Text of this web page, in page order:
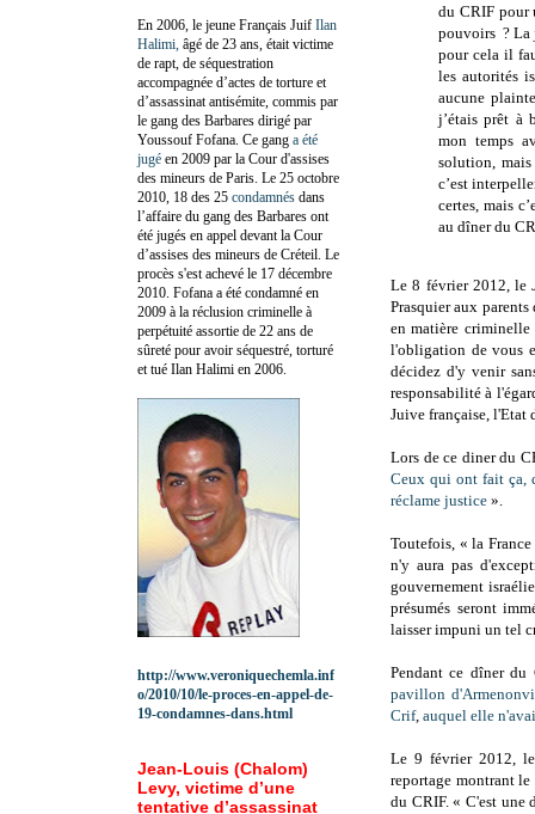
du CRIF pour
pouvoirs ? La
pour cela il
les autorités
aucune
j’étais prêt à
mon temps
solution, mais
c’est
certes, mais
au dîner du
Le 8 février 2012, le
Prasquier aux
en matière
l'obligation de vous
décidez d'y venir
responsabilité à
Juive française, l'Etat
Lors de ce diner du
Ceux qui ont fait ça,
réclame justice ».
Toutefois, « la
n'y aura pas
gouvernement
présumés seront
laisser impuni un tel
Pendant ce dîner
pavillon
Crif, auquel elle
Le 9 février 2012,
reportage montrant
du CRIF. « C'est une
En 2006, le jeune Français Juif Ilan
Halimi, âgé de 23 ans, était victime
de rapt, de séquestration
accompagnée d’actes de torture et
d’assassinat antisémite, commis par
le gang des Barbares dirigé par
Youssouf Fofana. Ce gang a été
jugé en 2009 par la Cour d'assises
des mineurs de Paris. Le 25 octobre
2010, 18 des 25 condamnés dans
l’affaire du gang des Barbares ont
été jugés en appel devant la Cour
d’assises des mineurs de Créteil. Le
procès s'est achevé le 17 décembre
2010. Fofana a été condamné en
2009 à la réclusion criminelle à
perpétuité assortie de 22 ans de
sûreté pour avoir séquestré, torturé
et tué Ilan Halimi en 2006.
http://www.veroniquechemla.inf
o/2010/10/le-proces-en-appel-de-
19-condamnes-dans.html
Jean-Louis (Chalom)
Levy, victime d’une
tentative d’assassinat